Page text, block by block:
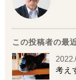
この投稿者の最
考え